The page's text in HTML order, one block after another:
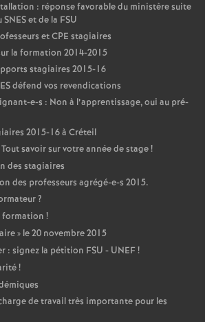
: réponse favorable du ministère suite
SNESet de la FSU
etCPE stagiaires
la formation 2014-2015
stagiaires 2015-16
défend vos revendications
e-s : Non à l’apprentissage, oui au pré-
2015-16 à Créteil
savoir sur votre année de stage!
des stagiaires
des professeurs agrégé-e-s 2015.
?
formation !
» le 20 novembre 2015
: signez la pétition FSU - UNEF!
!
de travail très importante pour les